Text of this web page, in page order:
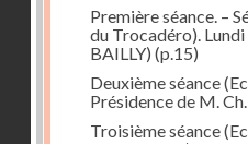
Première séance. –
du Trocadéro).
BAILLY) (p.15)
Deuxième séance
Présidence de M.
Troisième séance